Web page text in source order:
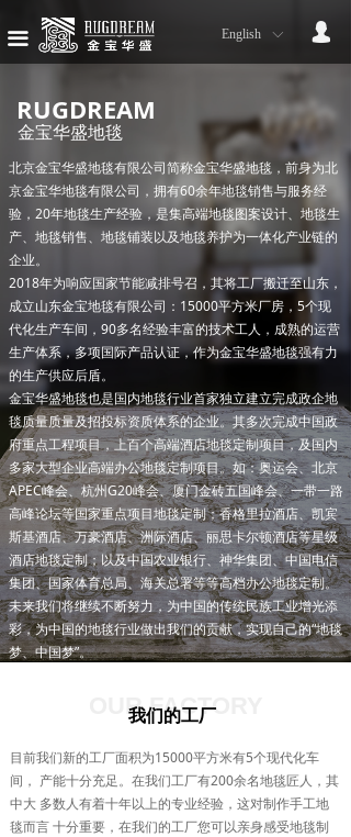
넙
끀
网站首页
服务流程
售后服务
星级酒店地毯
政企办公地毯
星级酒店案例
政企办公案例
产品展示
公司新闻
知识库
ꀅ
English
北京金宝华盛地毯有限公司简称金宝华盛地毯，前身为北
京金宝华地毯有限公司，拥有60余年地毯销售与服务经
验，20年地毯生产经验，是集高端地毯图案设计、地毯生
产、地毯销售、地毯铺装以及地毯养护为一体化产业链的
企业。
2018年为响应国家节能减排号召，其将工厂搬迁至山东，
成立山东金宝地毯有限公司：15000平方米厂房，5个现
代化生产车间，90多名经验丰富的技术工人，成熟的运营
生产体系，多项国际产品认证，作为金宝华盛地毯强有力
的生产供应后盾。
金宝华盛地毯也是国内地毯行业首家独立建立完成政企地
毯质量质量及招投标资质体系的企业。其多次完成中国政
府重点工程项目，上百个高端酒店地毯定制项目，及国内
多家大型企业高端办公地毯定制项目。如：奥运会、北京
APEC峰会、杭州G20峰会、厦门金砖五国峰会、一带一路
高峰论坛等国家重点项目地毯定制；香格里拉酒店、凯宾
斯基酒店、万豪酒店、洲际酒店、丽思卡尔顿酒店等星级
酒店地毯定制；以及中国农业银行、神华集团、中国电信
集团、国家体育总局、海关总署等等高档办公地毯定制。
未来我们将继续不断努力，为中国的传统民族工业增光添
彩，为中国的地毯行业做出我们的贡献，实现自己的“地毯
梦、中国梦”。
金宝华盛地毯
RUGDREAM
.
目前我们新的工厂面积为15000平方米有5个现代化车
间， 产能十分充足。在我们工厂有200余名地毯匠人，其
中大 多数人有着十年以上的专业经验，这对制作手工地
毯而言 十分重要，在我们的工厂您可以亲身感受地毯制
我们的工厂
OUR FACTORY
.